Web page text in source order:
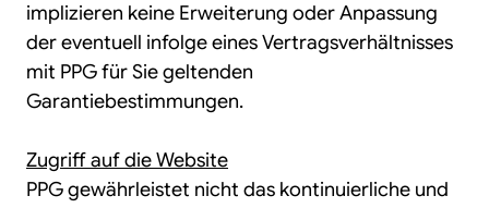
implizieren keine Erweiterung oder Anpassung
der eventuell infolge eines Vertragsverhältnisses
mit PPG für Sie geltenden
Garantiebestimmungen.
Zugriff auf die Website
PPG gewährleistet nicht das kontinuierliche und